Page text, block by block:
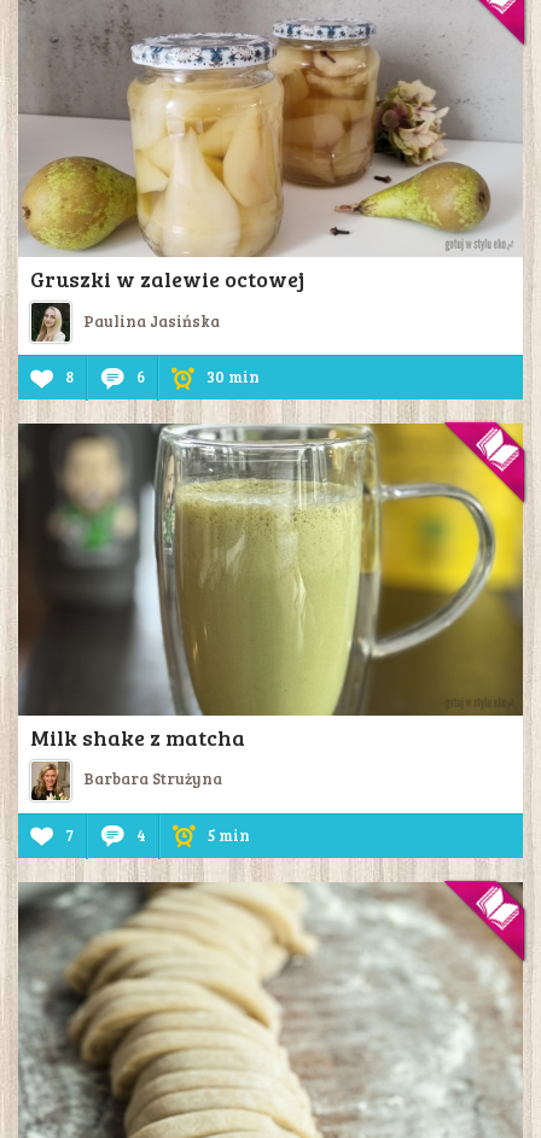
Gruszki w zalewie octowej
Paulina Jasińska
8 6 30 min
Milk shake z matcha
Barbara Strużyna
7 4 5 min